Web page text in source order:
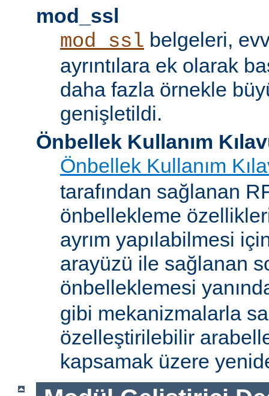
mod_ssl
mod_ssl belgeleri,
ayrıntılara ek olarak
daha fazla örnekle
genişletildi.
Önbellek Kullanım
Önbellek Kullanım
tarafından sağlanan
önbellekleme
ayrım yapılabilmesi
arayüzü ile sağlanan
önbelleklemesi
gibi mekanizmalarla
özelleştirilebilir
kapsamak üzere